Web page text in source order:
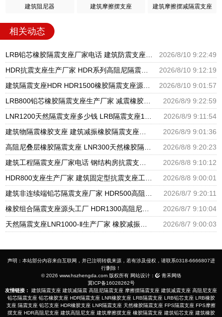
建筑阻尼器 建筑摩擦摆支座 建筑摩擦摆减隔震支座
相关动态
LRB铅芯橡胶隔震支座厂家电话 建筑防震支座LRB700 橡胶支座HDR
2026/8/10 9:22:49
HDR抗震支座生产厂家 HDR系列高阻尼隔震支座多少钱 HDR700高阻尼橡胶支座多少钱
2026/8/10 9:12:19
建筑隔震支座HDR HDR1500橡胶隔震支座源头工厂 水平力分散型橡胶隔震支座LNR厂家
2026/8/10 9:01:57
LRB800铅芯橡胶隔震支座生产厂家 减震橡胶支座生产厂家 HDR400隔震支座源头工厂
2026/8/9 9:22:59
LNR1200天然隔震支座多少钱 LRB隔震支座1400 HDR型高阻尼橡胶隔震支座厂家电话
2026/8/9 9:11:54
建筑物隔震橡胶支座 建筑减振橡胶隔震支座生产厂家 HDR600隔震支座生产厂家
2026/8/9 9:01:36
高阻尼叠层橡胶隔震支座 LNR300天然橡胶隔震支座多少钱 LNR隔震支座400(II型)厂家
2026/8/8 9:20:23
建筑工程隔震支座厂家电话 钢结构房抗震支座 抗震减振支座厂家电话
2026/8/8 9:10:12
HDR800支座生产厂家 建筑固定型抗震支座工厂 摩擦支座价格
2026/8/8 9:00:01
建筑非连续端铅芯隔震支座厂家 HDR500高阻尼橡胶支座多少钱 建筑橡胶隔震支座LNRLRB源头工厂
2026/8/7 9:20:11
橡胶组合隔震支座源头工厂 HDR1300高阻尼支座 天然橡胶隔震支座厂家直销
2026/8/7 9:10:04
天然隔震支座LNR1000-Ⅱ生产厂家 橡胶减振支座厂家 HDR600隔震支座厂家
2026/8/7 9:00:03
声明：本站部分内容来自互联网，并已注明转载来源，若有涉及侵权，请联系0318-6666807进
行删除！
© 2026 www.hszhengda.com 版权所有 网站设计：
青禾网络
冀ICP备16028262号
友情链接：
建筑隔震支座 建筑减隔震 高阻尼隔震支座 摩擦摆隔震支座 建筑减震支座 高阻尼支座
铅芯隔震支座 铅芯橡胶支座 HDR隔震支座 LNR橡胶支座 LRB隔震支座 LRB铅芯支座 LRB橡胶
支座 隔震支座 铅芯支座 HDR橡胶支座 LNR隔震支座 天然橡胶隔震支座 FPS隔震支座 FPS摩擦
摆支座 HDR高阻尼支座 建筑高阻尼支座 建筑摩擦摆支座 橡胶隔震支座 建筑铅芯支座 建筑橡胶